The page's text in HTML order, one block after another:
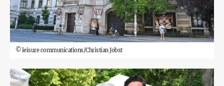
©leisure communications/Christian Jobst